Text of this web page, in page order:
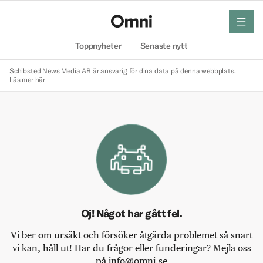
Toppnyheter Senaste nytt
meny
Schibsted News Media AB är ansvarig för dina data på denna webbplats.
Läs mer här
Oj! Något har gått fel.
Vi ber om ursäkt och försöker åtgärda problemet så snart
vi kan, håll ut! Har du frågor eller funderingar? Mejla oss